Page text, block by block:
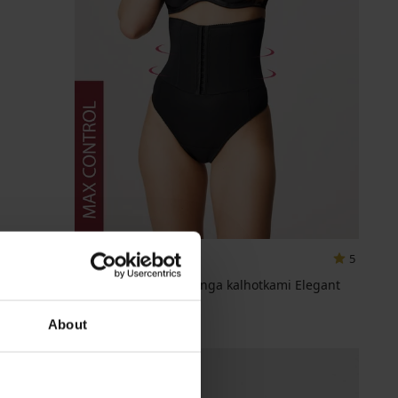
About
5
Stahovací korzet s tanga kalhotkami Elegant
Shape
999 Kč